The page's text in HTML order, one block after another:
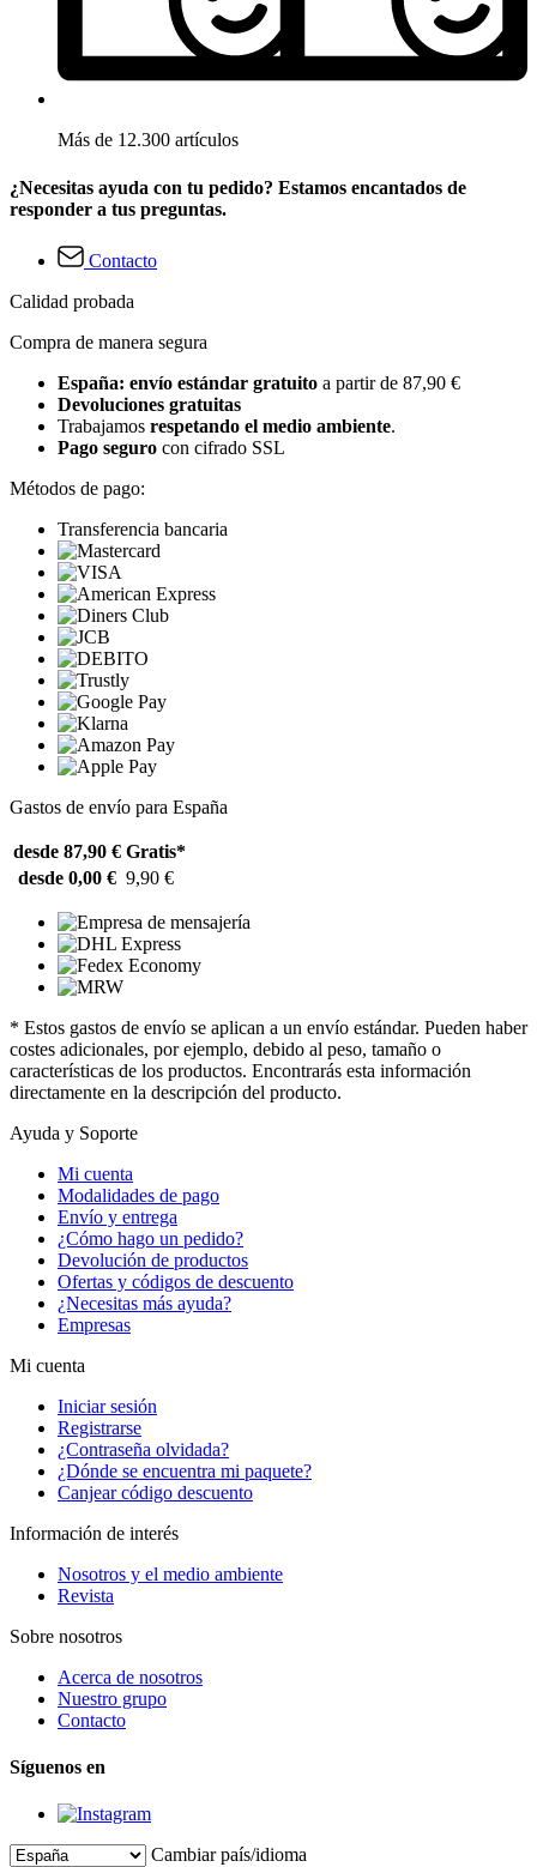
Más de 12.300 artículos
¿Necesitas ayuda con tu pedido? Estamos encantados de
responder a tus preguntas.
Contacto
Calidad probada
Compra de manera segura
España: envío estándar gratuito a partir de 87,90 €
Devoluciones gratuitas
Trabajamos respetando el medio ambiente.
Pago seguro con cifrado SSL
Métodos de pago:
Transferencia bancaria
Gastos de envío para España
desde 87,90 € Gratis*
desde 0,00 € 9,90 €
* Estos gastos de envío se aplican a un envío estándar. Pueden haber
costes adicionales, por ejemplo, debido al peso, tamaño o
características de los productos. Encontrarás esta información
directamente en la descripción del producto.
Ayuda y Soporte
Mi cuenta
Modalidades de pago
Envío y entrega
¿Cómo hago un pedido?
Devolución de productos
Ofertas y códigos de descuento
¿Necesitas más ayuda?
Empresas
Mi cuenta
Iniciar sesión
Registrarse
¿Contraseña olvidada?
¿Dónde se encuentra mi paquete?
Canjear código descuento
Información de interés
Nosotros y el medio ambiente
Revista
Sobre nosotros
Acerca de nosotros
Nuestro grupo
Contacto
Síguenos en
Cambiar país/idioma